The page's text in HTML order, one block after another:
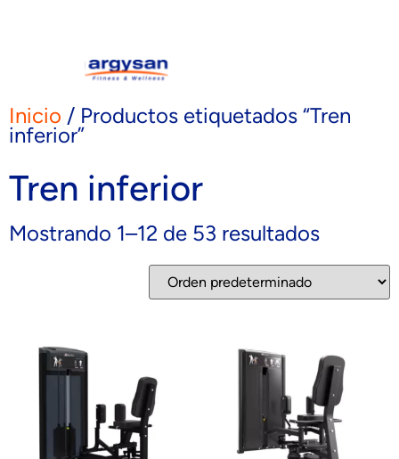
Inicio / Productos etiquetados “Tren
inferior”
Tren inferior
Mostrando 1–12 de 53 resultados